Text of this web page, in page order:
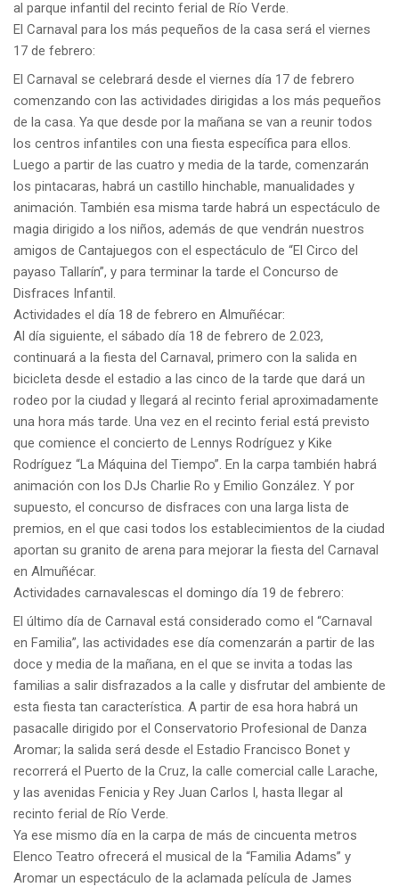
al parque infantil del recinto ferial de Río Verde.
El Carnaval para los más pequeños de la casa será el viernes
17 de febrero:
El Carnaval se celebrará desde el viernes día 17 de febrero
comenzando con las actividades dirigidas a los más pequeños
de la casa. Ya que desde por la mañana se van a reunir todos
los centros infantiles con una fiesta específica para ellos.
Luego a partir de las cuatro y media de la tarde, comenzarán
los pintacaras, habrá un castillo hinchable, manualidades y
animación. También esa misma tarde habrá un espectáculo de
magia dirigido a los niños, además de que vendrán nuestros
amigos de Cantajuegos con el espectáculo de “El Circo del
payaso Tallarín”, y para terminar la tarde el Concurso de
Disfraces Infantil.
Actividades el día 18 de febrero en Almuñécar:
Al día siguiente, el sábado día 18 de febrero de 2.023,
continuará a la fiesta del Carnaval, primero con la salida en
bicicleta desde el estadio a las cinco de la tarde que dará un
rodeo por la ciudad y llegará al recinto ferial aproximadamente
una hora más tarde. Una vez en el recinto ferial está previsto
que comience el concierto de Lennys Rodríguez y Kike
Rodríguez “La Máquina del Tiempo”. En la carpa también habrá
animación con los DJs Charlie Ro y Emilio González. Y por
supuesto, el concurso de disfraces con una larga lista de
premios, en el que casi todos los establecimientos de la ciudad
aportan su granito de arena para mejorar la fiesta del Carnaval
en Almuñécar.
Actividades carnavalescas el domingo día 19 de febrero:
El último día de Carnaval está considerado como el “Carnaval
en Familia”, las actividades ese día comenzarán a partir de las
doce y media de la mañana, en el que se invita a todas las
familias a salir disfrazados a la calle y disfrutar del ambiente de
esta fiesta tan característica. A partir de esa hora habrá un
pasacalle dirigido por el Conservatorio Profesional de Danza
Aromar; la salida será desde el Estadio Francisco Bonet y
recorrerá el Puerto de la Cruz, la calle comercial calle Larache,
y las avenidas Fenicia y Rey Juan Carlos I, hasta llegar al
recinto ferial de Río Verde.
Ya ese mismo día en la carpa de más de cincuenta metros
Elenco Teatro ofrecerá el musical de la “Familia Adams” y
Aromar un espectáculo de la aclamada película de James